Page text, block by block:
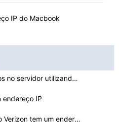
IP do Macbook
Como implantar SSRS relatórios no servidor utilizando …
endereço IP
Pode um Netbook Gateway no Verizon tem um endereço IP …